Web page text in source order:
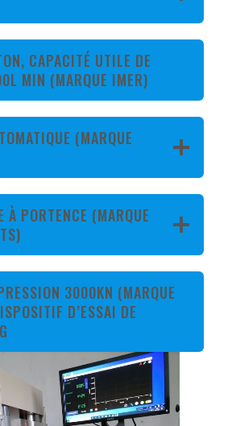
CAPACITÉ UTILE DE
MIN (MARQUE IMER)
(MARQUE
À PORTENCE (MARQUE
3000KN (MARQUE
D’ESSAI DE